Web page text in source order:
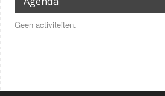
Geen activiteiten.